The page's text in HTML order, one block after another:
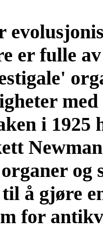
er fulle
i
og
å gjøre
for